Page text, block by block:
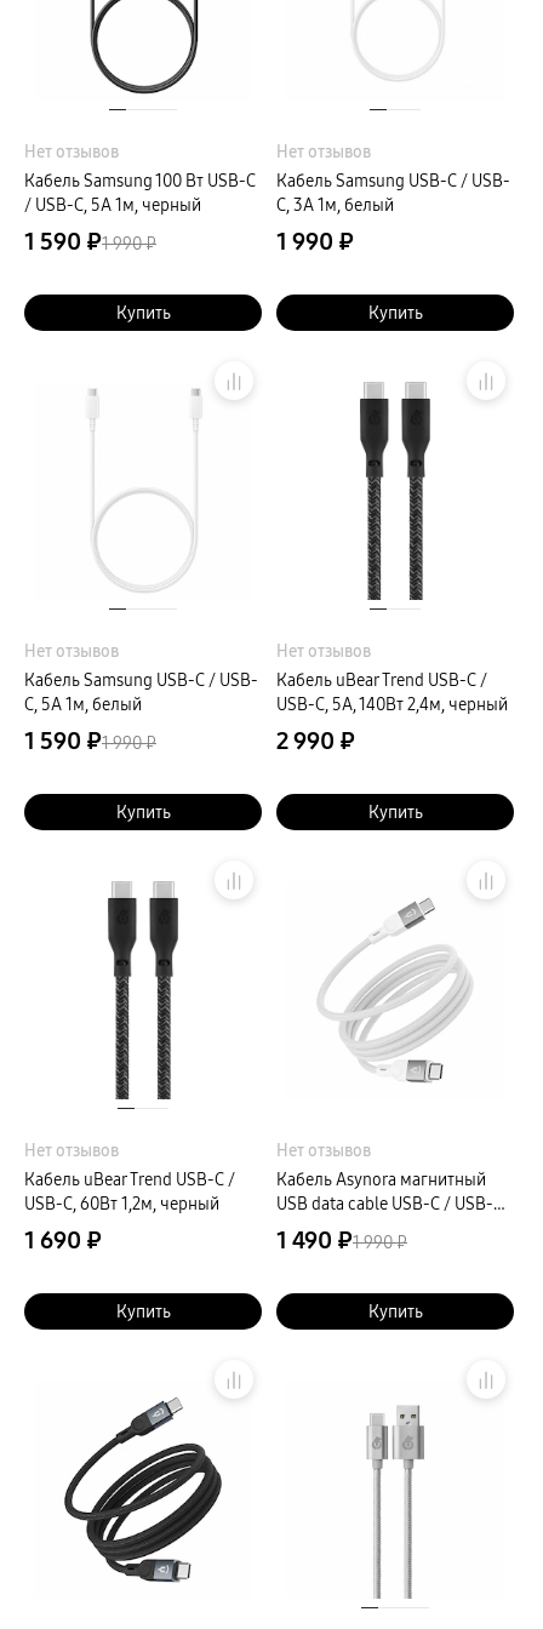
сплит
Уценка
Нет отзывов
Кабель Samsung 100 Вт USB-C
/ USB-C, 5A 1м, черный
1 590 ₽1 990 ₽
Купить
Нет отзывов
Кабель Samsung USB-C / USB-
C, 3A 1м, белый
1 990 ₽
Купить
Нет отзывов
Кабель Samsung USB-C / USB-
C, 5A 1м, белый
1 590 ₽1 990 ₽
Купить
Нет отзывов
Кабель uBear Trend USB-C /
USB-C, 5A, 140Вт 2,4м, черный
2 990 ₽
Купить
Нет отзывов
Кабель uBear Trend USB-C /
USB-C, 60Вт 1,2м, черный
1 690 ₽
Купить
Нет отзывов
Кабель Asynora магнитный
USB data cable USB-C / USB-C,
1 490 ₽1 990 ₽
Купить